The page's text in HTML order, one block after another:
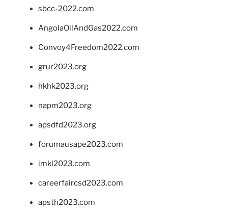
sbcc-2022.com
AngolaOilAndGas2022.com
Convoy4Freedom2022.com
grur2023.org
hkhk2023.org
napm2023.org
apsdfd2023.org
forumausape2023.com
imkl2023.com
careerfaircsd2023.com
apsth2023.com